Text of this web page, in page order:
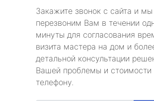
Закажите звонок с сайта и мы
перезвоним Вам в течении
минуты для согласования
визита мастера на дом и
детальной консультации
Вашей проблемы и стоимости
телефону.